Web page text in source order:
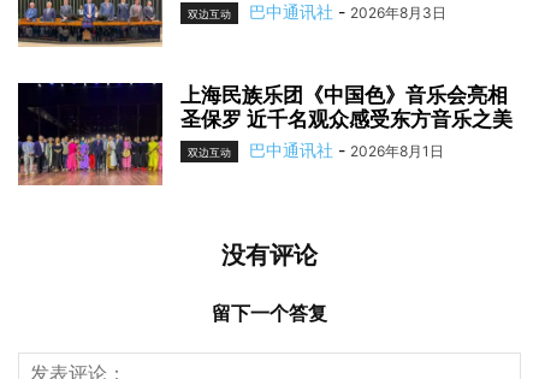
双边互动 巴中通讯社 - 2026年8月3日
上海民族乐团《中国色》音乐会亮相
圣保罗 近千名观众感受东方音乐之美
双边互动 巴中通讯社 - 2026年8月1日
没有评论
留下一个答复